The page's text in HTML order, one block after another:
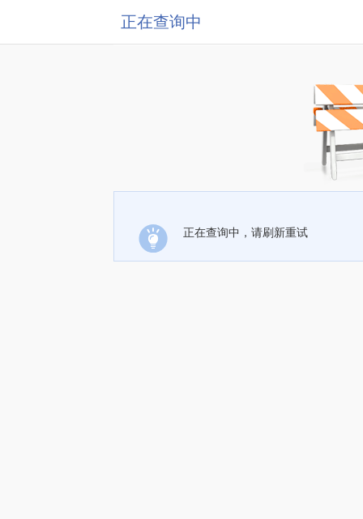
正在查询中
正在查询中，请刷新重试